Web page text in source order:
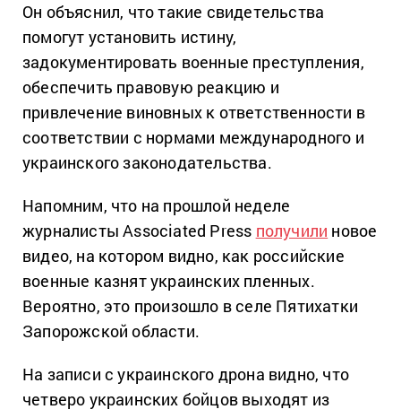
Он объяснил, что такие свидетельства
помогут установить истину,
задокументировать военные преступления,
обеспечить правовую реакцию и
привлечение виновных к ответственности в
соответствии с нормами международного и
украинского законодательства.
Напомним, что на прошлой неделе
журналисты Associated Press получили новое
видео, на котором видно, как российские
военные казнят украинских пленных.
Вероятно, это произошло в селе Пятихатки
Запорожской области.
На записи с украинского дрона видно, что
четверо украинских бойцов выходят из